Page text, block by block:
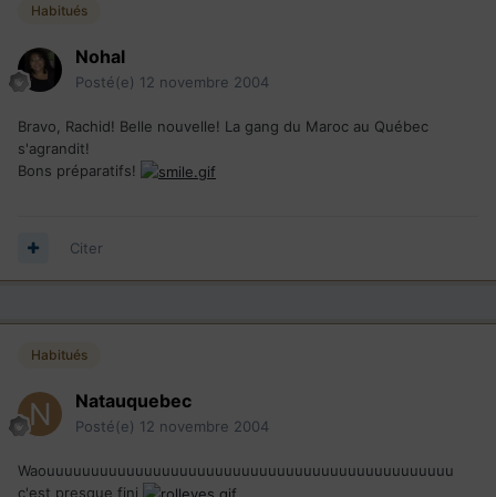
Habitués
Nohal
Posté(e) 12 novembre 2004
Bravo, Rachid! Belle nouvelle! La gang du Maroc au Québec
s'agrandit!
Bons préparatifs!
Citer
Habitués
Natauquebec
Posté(e) 12 novembre 2004
Waouuuuuuuuuuuuuuuuuuuuuuuuuuuuuuuuuuuuuuuuuuuuuu
c'est presque fini